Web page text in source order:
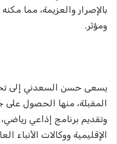
بالإصرار والعزيمة، مما
ومؤثر.
يسعى حسن السعدني إلى
المقبلة، منها الحصول على
وتقديم برنامج إذاعي
الإقليمية ووكالات الأنباء